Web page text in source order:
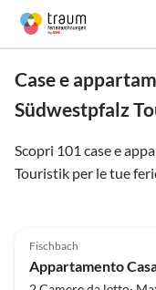
Case e
Südwestpfalz
Scopri 101 case e
Touristik per le tue
Fischbach
Appartamento